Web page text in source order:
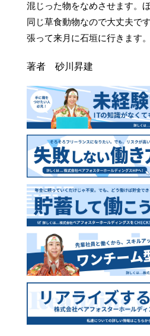
混じった物をなめさせます。
同じ草食動物なので大丈夫で
張って来月に石垣に行きます。
著者 砂川昇建